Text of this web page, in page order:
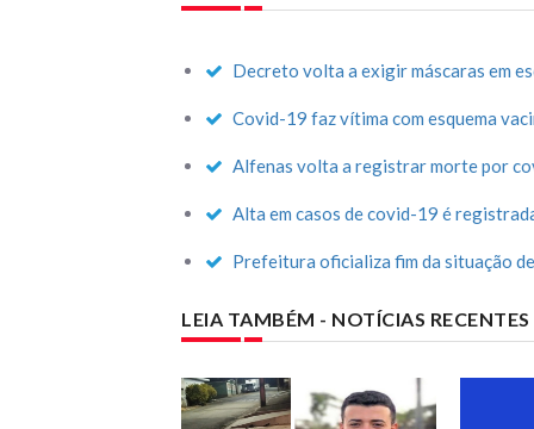
Lula
que
diz
Decreto volta a exigir máscaras em
Covid-19 faz vítima com esquema
Alfenas volta a registrar morte por
Alta em casos de covid-19 é
Prefeitura oficializa fim da situação
LEIA TAMBÉM - NOTÍCIAS